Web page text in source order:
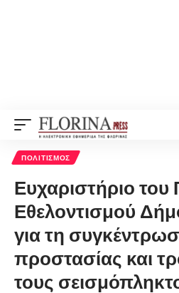
ΠΟΛΙΤΙΣΜΌΣ
Ευχαριστήριο του
Εθελοντισμού
για τη
προστασίας και
τους